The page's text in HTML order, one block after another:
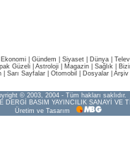
Ekonomi Gündem Siyaset Dünya |
Güzeli Astroloji Magazin Sağlık
Sarı Sayfalar Otomobil Dosyalar Arşiv
© 2003, 2004 - Tüm hakları saklıdır.
DERGİ BASIM YAYINCILIK SANAYİ VE
Üretim ve Tasarım